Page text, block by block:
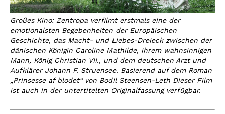
Großes Kino: Zentropa verfilmt erstmals eine der
emotionalsten Begebenheiten der Europäischen
Geschichte, das Macht- und Liebes-Dreieck zwischen der
dänischen Königin Caroline Mathilde, ihrem wahnsinnigen
Mann, König Christian VII., und dem deutschen Arzt und
Aufklärer Johann F. Struensee. Basierend auf dem Roman
„Prinsesse af blodet“ von Bodil Steensen-Leth Dieser Film
ist auch in der untertitelten Originalfassung verfügbar.